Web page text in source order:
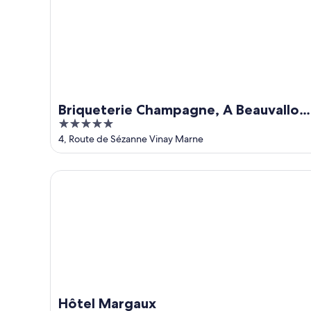
Briqueterie Champagne, A Beauvallon
Hotel & Spa
5
out
of
5
4, Route de Sézanne Vinay Marne
Hôtel Margaux
Hôtel Margaux